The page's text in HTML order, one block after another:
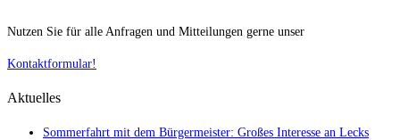
Nutzen Sie für alle Anfragen und Mitteilungen gerne unser
Kontaktformular!
Aktuelles
Sommerfahrt mit dem Bürgermeister: Großes Interesse an Lecks